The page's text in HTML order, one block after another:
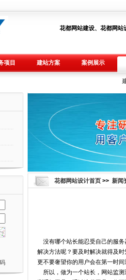
花都网站建设、花都网
项目 建站方案 案例展示
花都网站设计首页 >> 新闻
没有哪个站长能忍受自己的服务
解决方法呢？要及时解决就得及
更不要奢望你的用户会在第一时
所以，做为一个站长，网站监测